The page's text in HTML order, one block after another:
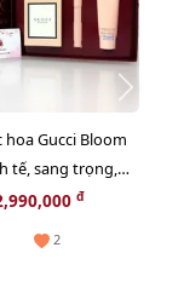
hoa Gucci Bloom
tế, sang trọng,
TREND
đ
2